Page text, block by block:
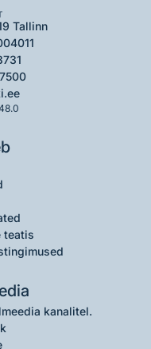
Tallinn
teatis
kanalitel.